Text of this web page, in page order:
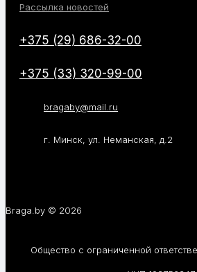
Рассылка новостей
+375 (29) 686-32-00
+375 (33) 320-99-00
bragaby@mail.ru
г. Минск, ул. Неманская, д.2
Braga.by © 2026
Общество с ограниченной